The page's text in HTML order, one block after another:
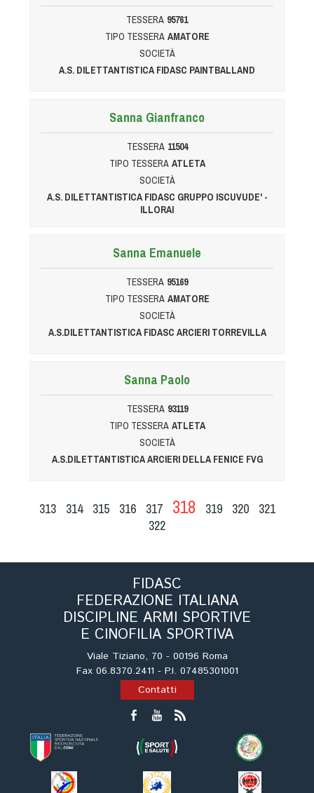
TESSERA 95761
TIPO TESSERA AMATORE
SOCIETÀ
A.S. DILETTANTISTICA FIDASC PAINTBALLAND
Sanna Gianfranco
TESSERA 11504
TIPO TESSERA ATLETA
SOCIETÀ
A.S. DILETTANTISTICA FIDASC GRUPPO ISCUVUDE' -
ILLORAI
Sanna Emanuele
TESSERA 95169
TIPO TESSERA AMATORE
SOCIETÀ
A.S.DILETTANTISTICA FIDASC ARCIERI TORREVILLA
Sanna Paolo
TESSERA 93119
TIPO TESSERA ATLETA
SOCIETÀ
A.S.DILETTANTISTICA ARCIERI DELLA FENICE FVG
313 314 315 316 317 318 319 320
321
322
FIDASC
FEDERAZIONE ITALIANA
DISCIPLINE ARMI SPORTIVE
E CINOFILIA SPORTIVA
Viale Tiziano, 70 - 00196 Roma
Fax 06.8370.2411 - P.I. 07485301001
Contatti